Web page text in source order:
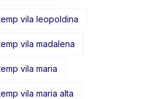
vila leopoldina
vila madalena
vila maria
vila maria alta